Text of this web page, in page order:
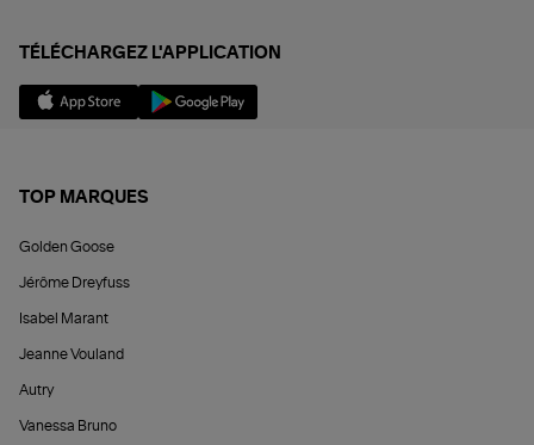
TÉLÉCHARGEZ L'APPLICATION
TOP MARQUES
Golden Goose
Jérôme Dreyfuss
Isabel Marant
Jeanne Vouland
Autry
Vanessa Bruno